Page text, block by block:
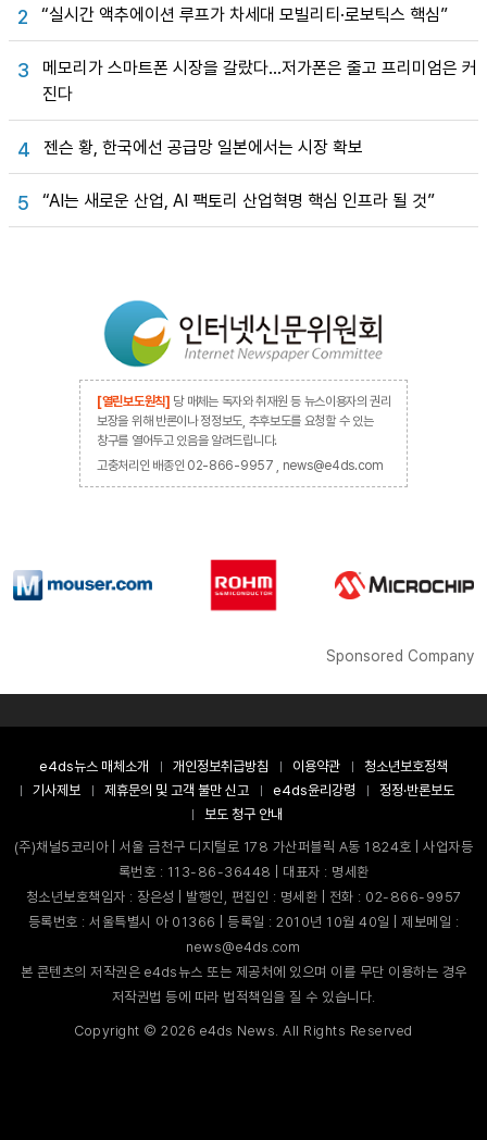
2 “실시간 액추에이션 루프가 차세대 모빌리티·로보틱스 핵심”
3
메모리가 스마트폰 시장을 갈랐다…저가폰은 줄고 프리미엄은 커
진다
4 젠슨 황, 한국에선 공급망 일본에서는 시장 확보
5 “AI는 새로운 산업, AI 팩토리 산업혁명 핵심 인프라 될 것”
[열린보도원칙] 당 매체는 독자와 취재원 등 뉴스이용자의 권리
보장을 위해 반론이나 정정보도, 추후보도를 요청할 수 있는
창구를 열어두고 있음을 알려드립니다.
고충처리인 배종인 02-866-9957 , news@e4ds.com
Sponsored Company
e4ds뉴스 매체소개 개인정보취급방침 이용약관
청소년보호정책
기사제보
제휴문의 및 고객 불만 신고 e4ds윤리강령
정정·반론보도
보도 청구 안내
(주)채널5코리아 | 서울 금천구 디지털로 178 가산퍼블릭 A동 1824호 | 사업자등
록번호 : 113-86-36448 | 대표자 : 명세환
청소년보호책임자 : 장은성 | 발행인, 편집인 : 명세환 | 전화 : 02-866-9957
등록번호 : 서울특별시 아 01366 | 등록일 : 2010년 10월 40일 | 제보메일 :
news@e4ds.com
본 콘텐츠의 저작권은 e4ds뉴스 또는 제공처에 있으며 이를 무단 이용하는 경우
저작권법 등에 따라 법적책임을 질 수 있습니다.
Copyright ©2026 e4ds News. All Rights Reserved